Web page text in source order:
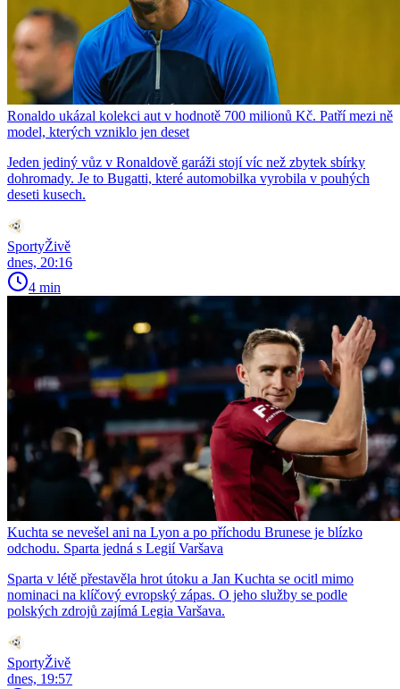
Ronaldo ukázal kolekci aut v hodnotě 700 milionů Kč. Patří mezi ně
model, kterých vzniklo jen deset
Jeden jediný vůz v Ronaldově garáži stojí víc než zbytek sbírky
dohromady. Je to Bugatti, které automobilka vyrobila v pouhých
deseti kusech.
SportyŽivě
dnes, 20:16
4 min
Kuchta se nevešel ani na Lyon a po příchodu Brunese je blízko
odchodu. Sparta jedná s Legií Varšava
Sparta v létě přestavěla hrot útoku a Jan Kuchta se ocitl mimo
nominaci na klíčový evropský zápas. O jeho služby se podle
polských zdrojů zajímá Legia Varšava.
SportyŽivě
dnes, 19:57